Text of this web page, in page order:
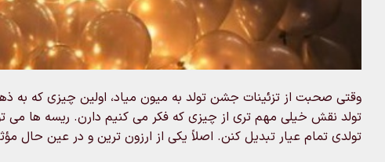
وقتی صحبت از تزئینات جشن تولد به میون میاد، اولین چیزی که به
تولد نقش خیلی مهم تری از چیزی که فکر می کنیم دارن. ریسه ها
تولدی تمام عیار تبدیل کنن. اصلاً یکی از ارزون ترین و در عین